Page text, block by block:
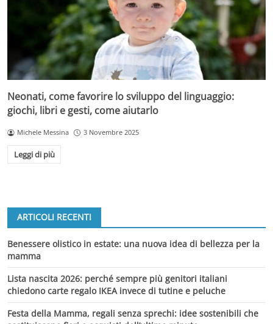
Neonati, come favorire lo sviluppo del linguaggio:
giochi, libri e gesti, come aiutarlo
Michele Messina 3 Novembre 2025
Leggi di più
ARTICOLI RECENTI
Benessere olistico in estate: una nuova idea di bellezza per la
mamma
Lista nascita 2026: perché sempre più genitori italiani
chiedono carte regalo IKEA invece di tutine e peluche
Festa della Mamma, regali senza sprechi: idee sostenibili che